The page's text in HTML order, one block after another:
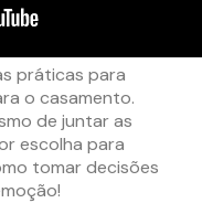
práticas para
o casamento.
de juntar as
escolha para
tomar decisões